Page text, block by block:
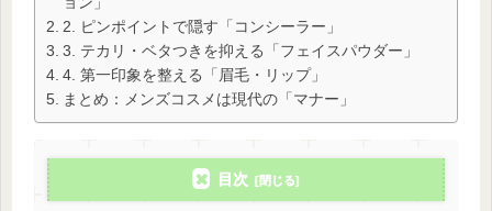
2. ピンポイントで隠す「コンシーラー」
3. テカリ・ベタつきを抑える「フェイスパウダー」
4. 第一印象を整える「眉毛・リップ」
まとめ：メンズコスメは現代の「マナー」
目次